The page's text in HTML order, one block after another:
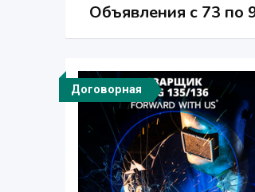
Объявления c 73 по
Договорная